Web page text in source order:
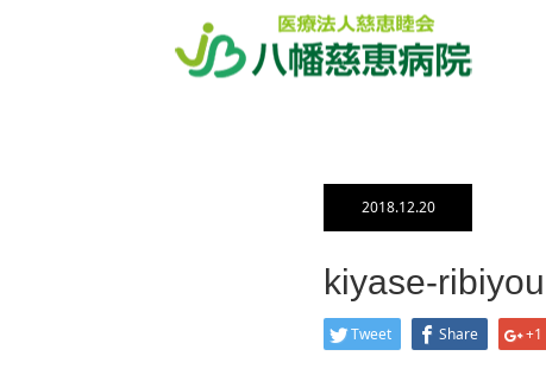
ホーム
ブログ一覧
kiyase-ribiyou
2018.12.20
kiyase-ribiyou
Tweet Share +1